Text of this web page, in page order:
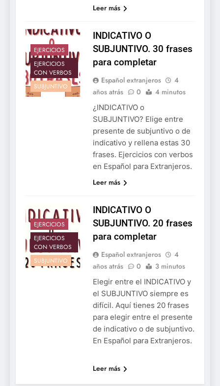
Leer más
EJERCICIOS
EJERCICIOS
CON VERBOS
SUBJUNTIVO
INDICATIVO O
SUBJUNTIVO. 30 frases
para completar
Español extranjeros
4
años atrás
0 4 minutos
¿INDICATIVO o
SUBJUNTIVO? Elige entre
presente de subjuntivo o de
indicativo y rellena estas 30
frases. Ejercicios con verbos
en Español para Extranjeros.
Leer más
EJERCICIOS
EJERCICIOS
CON VERBOS
SUBJUNTIVO
INDICATIVO O
SUBJUNTIVO. 20 frases
para completar
Español extranjeros
4
años atrás
0 3 minutos
Elegir entre el INDICATIVO y
el SUBJUNTIVO siempre es
difícil. Aquí tienes 20 frases
para elegir entre el presente
de indicativo o de subjuntivo.
En Español para Extranjeros.
Leer más